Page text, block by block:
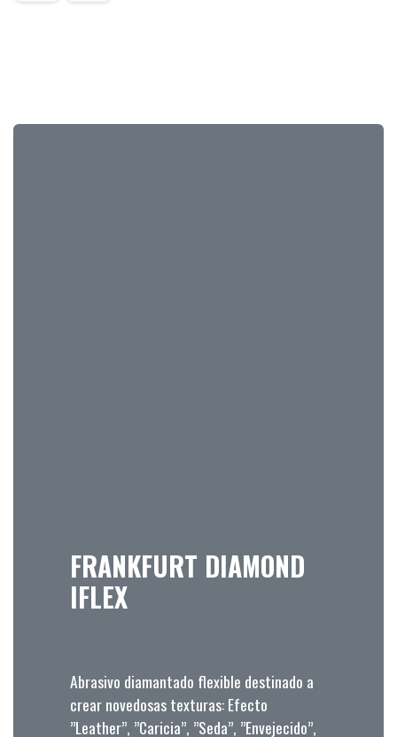
FRANKFURT DIAMOND
IFLEX
Abrasivo diamantado flexible destinado a
crear novedosas texturas: Efecto
”Leather”, ”Caricia”, ”Seda”, ”Envejecido”,